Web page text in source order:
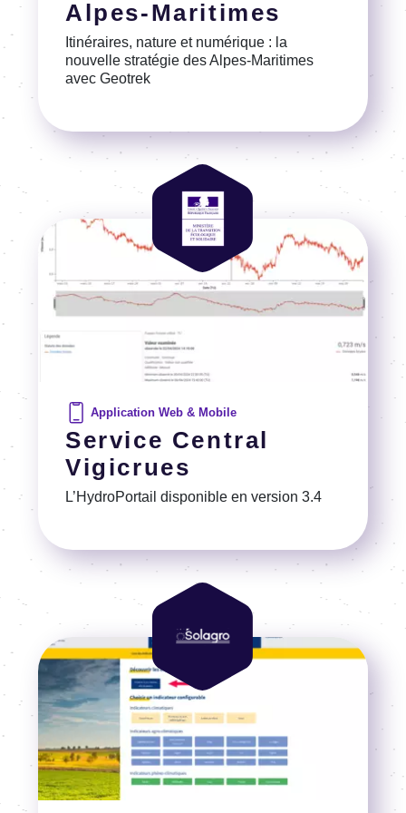
Alpes-Maritimes
Itiné­raires, nature et numé­rique : la
nouvelle stra­té­gie des Alpes-Mari­times
avec Geotrek
Voir la référence
Service Central
Vigicrues
L’Hy­dro­Por­tail dispo­nible en version 3.4
Application Web & Mobile
Image
Image
Image
Image